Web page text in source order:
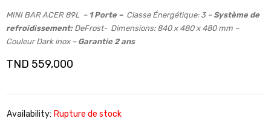
MINI BAR ACER 89L – 1 Porte – Classe Énergétique: 3 – Système de
refroidissement:DeFrost- Dimensions: 840 x 480 x 480 mm –
Couleur Dark inox – Garantie 2 ans
TND 559,000
Availability: Rupture de stock